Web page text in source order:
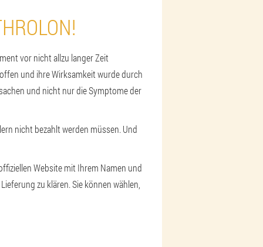
vor nicht allzu langer Zeit
und ihre Wirksamkeit wurde durch
und nicht nur die Symptome der
nicht bezahlt werden müssen. Und
Website mit Ihrem Namen und
zu klären. Sie können wählen,